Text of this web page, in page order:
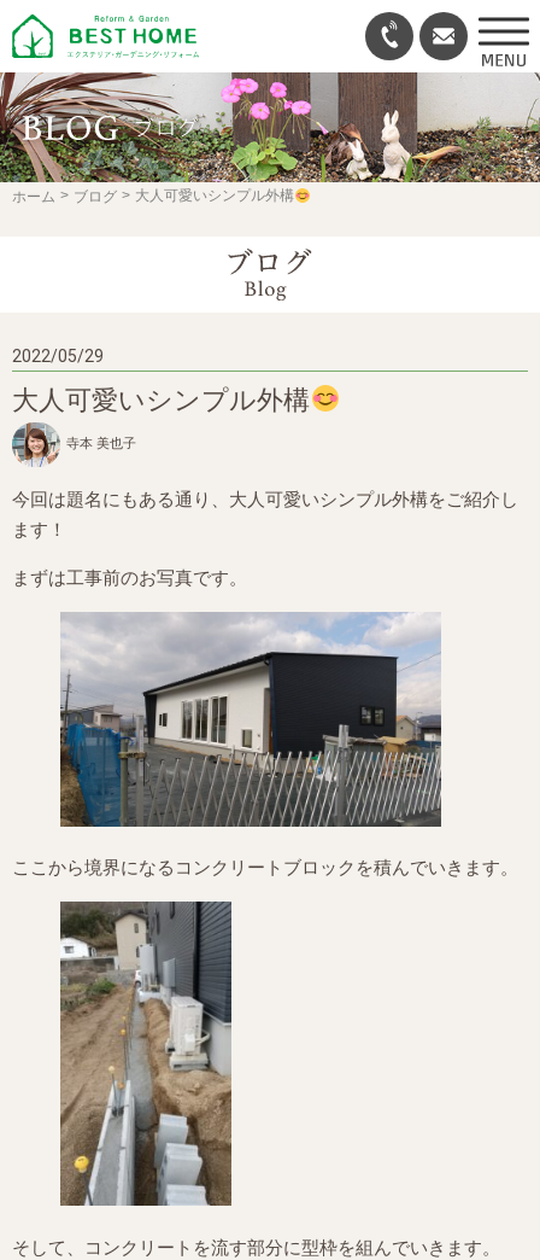
ホーム ブログ 大人可愛いシンプル外構
2022/05/29
大人可愛いシンプル外構
寺本 美也子
今回は題名にもある通り、大人可愛いシンプル外構をご紹介し
ます！
まずは工事前のお写真です。
ここから境界になるコンクリートブロックを積んでいきます。
そして、コンクリートを流す部分に型枠を組んでいきます。